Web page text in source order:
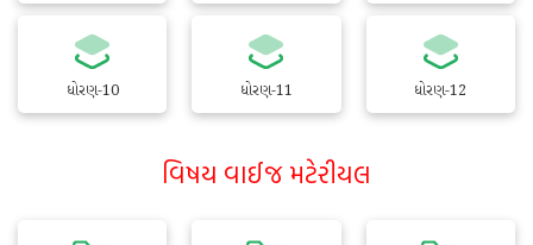
ધોરણ-10 ધોરણ-11 ધોરણ-12
વિષય વાઈજ મટેરીયલ